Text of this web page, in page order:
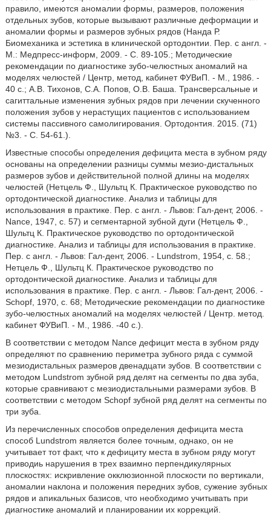
правило, имеются аномалии формы, размеров, положения
отдельных зубов, которые вызывают различные деформации и
аномалии формы и размеров зубных рядов (Нанда Р.
Биомеханика и эстетика в клинической ортодонтии. Пер. с англ. -
М.: Медпресс-информ, 2009. - С. 89-105.; Методические
рекомендации по диагностике зубо-челюстных аномалий на
моделях челюстей / Центр, метод, кабинет ФУВиП. - М., 1986. -
40 с.; А.В. Тихонов, С.А. Попов, О.В. Баша. Трансверсальные и
сагиттальные изменения зубных рядов при лечении скученного
положения зубов у нерастущих пациентов с использованием
системы пассивного самолигирования. Ортодонтия. 2015. (71)
№3. - С. 54-61.).
Известные способы определения дефицита места в зубном ряду
основаны на определении разницы суммы мезио-дистальных
размеров зубов и действительной полной длины на моделях
челюстей (Нетцель Ф., Шультц К. Практическое руководство по
ортодонтической диагностике. Анализ и таблицы для
использования в практике. Пер. с англ. - Львов: Гал-дент, 2006. -
Nance, 1947, с. 57) и сегментарной зубной дуги (Нетцель Ф.,
Шультц К. Практическое руководство по ортодонтической
диагностике. Анализ и таблицы для использования в практике.
Пер. с англ. - Львов: Гал-дент, 2006. - Lundstrom, 1954, с. 58.;
Нетцель Ф., Шультц К. Практическое руководство по
ортодонтической диагностике. Анализ и таблицы для
использования в практике. Пер. с англ. - Львов: Гал-дент, 2006. -
Schopf, 1970, с. 68; Методические рекомендации по диагностике
зубо-челюстных аномалий на моделях челюстей / Центр. метод.
кабинет ФУВиП. - М., 1986. -40 с.).
В соответствии с методом Nance дефицит места в зубном ряду
определяют по сравнению периметра зубного ряда с суммой
мезиодистальных размеров двенадцати зубов. В соответствии с
методом Lundstrom зубной ряд делят на сегменты по два зуба,
которые сравнивают с мезиодистальными размерами зубов. В
соответствии с методом Schopf зубной ряд делят на сегменты по
три зуба.
Из перечисленных способов определения дефицита места
способ Lundstrom является более точным, однако, он не
учитывает тот факт, что к дефициту места в зубном ряду могут
приводиь нарушения в трех взаимно перпендикулярных
плоскостях: искривление окклюзионной плоскости по вертикали,
аномалии наклона и положения передних зубов, сужение зубных
рядов и апикальных базисов, что необходимо учитывать при
диагностике аномалий и планировании их коррекций.